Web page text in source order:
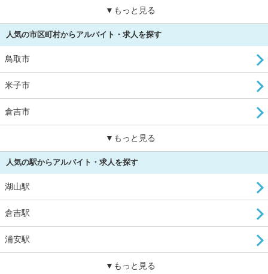
▼もっと見る
人気の市区町村からアルバイト・求人を探す
鳥取市
米子市
倉吉市
▼もっと見る
人気の駅からアルバイト・求人を探す
湖山駅
倉吉駅
浦安駅
▼もっと見る